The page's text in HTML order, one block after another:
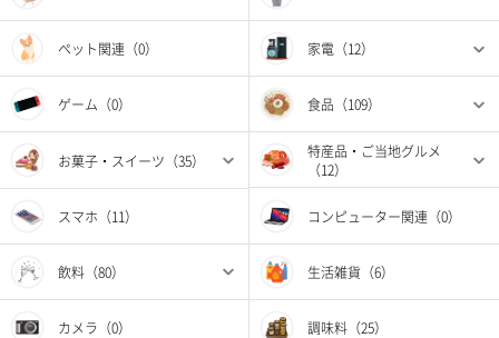
ペット関連（0） 家電（12）
ゲーム（0） 食品（109）
お菓子・スイーツ（35）
特産品・ご当地グルメ
（12）
スマホ（11） コンピューター関連（0）
飲料（80） 生活雑貨（6）
カメラ（0） 調味料（25）